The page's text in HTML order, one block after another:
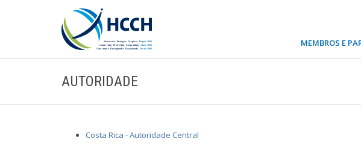
MEMBROS E
AUTORIDADE
Costa Rica - Autoridade Central